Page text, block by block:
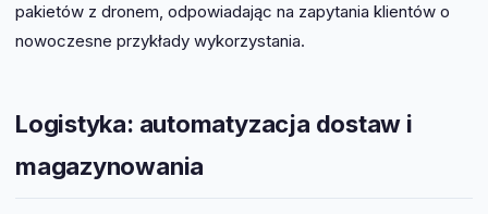
pakietów z dronem, odpowiadając na zapytania klientów o
nowoczesne przykłady wykorzystania.
Logistyka: automatyzacja dostaw i
magazynowania